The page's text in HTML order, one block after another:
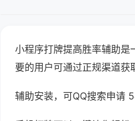
小程序打牌提高胜率辅助是
要的用户可通过正规渠道获
辅助安装，可QQ搜索申请